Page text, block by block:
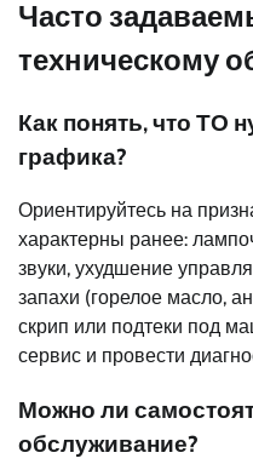
Часто
техническому
Как понять, что ТО
графика?
Ориентируйтесь на
характерны ранее:
звуки, ухудшение
запахи (горелое масло,
скрип или подтеки под
сервис и провести
Можно ли
обслуживание?